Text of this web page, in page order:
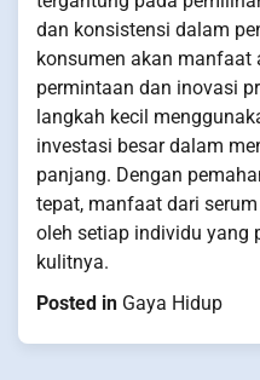
dan konsistensi dalam
konsumen akan manfaat
permintaan dan inovasi
langkah kecil
investasi besar dalam
panjang. Dengan
tepat, manfaat dari
oleh setiap individu yang
kulitnya.
Posted in Gaya Hidup